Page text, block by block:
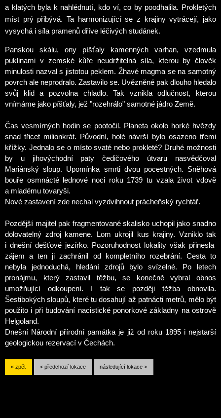
a klatých byla k nahlédnutí, kdo ví, co by poodhalila. Prokletých
míst prý přibývá. Ta harmonizující se z krajiny vytrácejí, jako
vysychá i síla pramenů dříve léčivých studánek.
Panskou skálu, ony píšťaly kamenných varhan, vzedmula
puklinami v zemské kůře neudržitelná síla, kterou by člověk
minulosti nazval s jistotou peklem. Žhavé magma se na samotný
povrch ale neprodralo. Zastavilo se. Uvězněné pak dlouho hledalo
svůj klid a pozvolna chladlo. Tak vznikla odlučnost, kterou
vnímáme jako píšťaly, jež "rozehrálo" samotné jádro Země.
Čas vesmírných hodin se pootočil. Planeta okolo horké hvězdy
snad třicet milionkrát. Původní, holé návrší bylo osazeno třemi
křížky. Jednalo se o místo svaté nebo prokleté? Druhé možnosti
by u jihovýchodní paty čedičového útvaru nasvědčoval
Mariánský sloup. Upomínka smrti dvou pocestných. Sněhová
bouře osmnácté lednové noci roku 1739 tu vzala život vdově
a mladému tovaryši.
Nové zastavení zde nechal vyzdvihnout prácheňský rychtář.
Pozdější majitel pak fragmentované skalisko uchopil jako snadno
dolovatelný zdroj kamene. Lom ukrojil kus krajiny. Vzniklo tak
i dnešní dešťové jezírko. Pozoruhodnost lokality však přinesla
zájem a ten ji zachránil od kompletního rozebrání. Cesta to
nebyla jednoduchá, hledání zdrojů bylo svízelné. Po letech
pronájmu, který zastavil těžbu, se konečně vybral obnos
umožňující odkoupení. I tak se později těžba obnovila.
Šestibokých sloupů, které tu dosahují až patnácti metrů, mělo být
použito i při budování nacistické ponorkové základny na ostrově
Helgoland.
Dnešní Národní přírodní památka je již od roku 1895 i nejstarší
geologickou rezervací v Čechách.
« zpět < předchozí lokace následující lokace >